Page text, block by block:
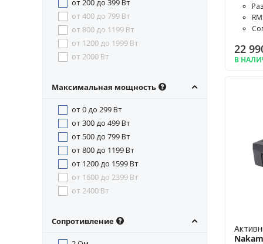
от 200 до 399 Вт
от 400 до 799 Вт
от 800 до 1199 Вт
от 1200 до 1999 Вт
от 2000 Вт
Максимальная мощность
от 0 до 299 Вт
от 300 до 499 Вт
от 500 до 799 Вт
от 800 до 1199 Вт
от 1200 до 1599 Вт
от 1600 до 2399 Вт
от 2400 Вт
Сопротивление
22
В